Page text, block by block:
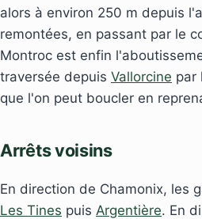
alors à environ 250 m depuis
remontées, en passant par le
Montroc est enfin
traversée depuis Vallorcine par
que l'on peut boucler en
Arrêts voisins
En direction de Chamonix, les
Les Tines puis Argentière. En